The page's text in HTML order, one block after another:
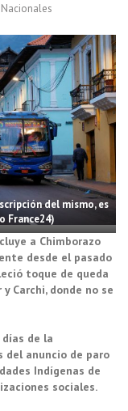
Nacionales
del mismo, es
France24)
a Chimborazo
desde el pasado
toque de queda
Carchi, donde no se
de la
del anuncio de paro
Indígenas de
sociales.